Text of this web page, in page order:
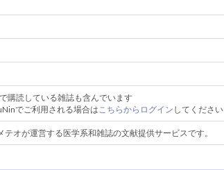
購読している雑誌も含んでいます
でご利用される場合は こちらからログイン してください
テオが運営する医学系和雑誌の文献提供サービスです。